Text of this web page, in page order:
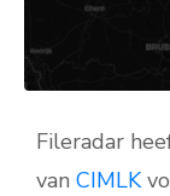
Fileradar
van CIMLK